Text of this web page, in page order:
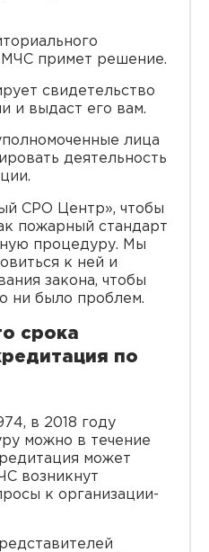
МЧС примет решение.
свидетельство
и выдаст его вам.
лица
деятельность
СРО Центр», чтобы
пожарный стандарт
процедуру. Мы
к ней и
закона, чтобы
ни было проблем.
срока
по
в 2018 году
можно в течение
может
возникнут
к организации-